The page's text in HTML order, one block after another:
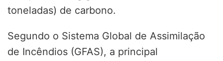
toneladas) de carbono.
Segundo o Sistema Global de Assimilação
de Incêndios (GFAS), a principal